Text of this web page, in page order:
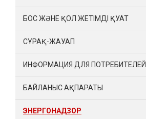
БОС ЖӘНЕ ҚОЛ ЖЕТІМДІ ҚУАТ
СҰРАҚ-ЖАУАП
ИНФОРМАЦИЯ ДЛЯ ПОТРЕБИТЕЛЕЙ
БАЙЛАНЫС АҚПАРАТЫ
ЭНЕРГОНАДЗОР